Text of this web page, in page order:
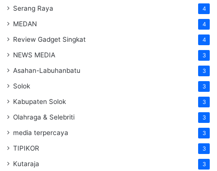
Serang Raya 4
MEDAN 4
Review Gadget Singkat 4
NEWS MEDIA 3
Asahan-Labuhanbatu 3
Solok 3
Kabupaten Solok 3
Olahraga & Selebriti 3
media terpercaya 3
TIPIKOR 3
Kutaraja 3